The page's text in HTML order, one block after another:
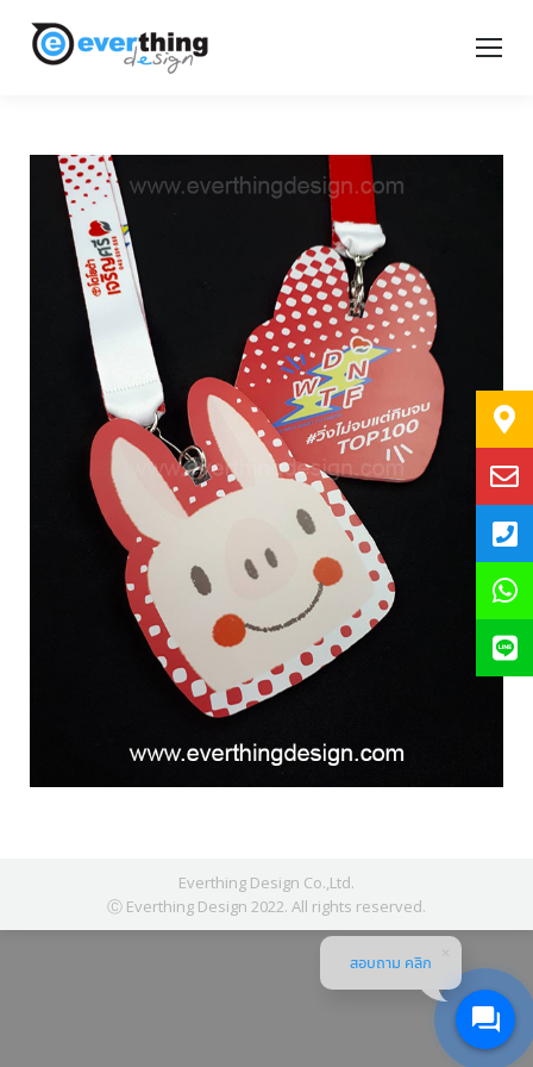
Everthing Design Co.,Ltd.
Ⓒ Everthing Design 2022. All rights reserved.
สอบถาม คลิก